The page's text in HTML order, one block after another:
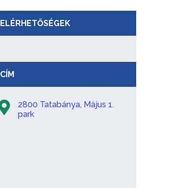
ELÉRHETŐSÉGEK
CÍM
2800 Tatabánya, Május 1.
park